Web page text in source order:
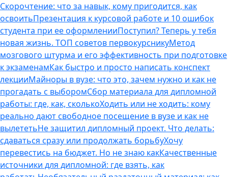
Скорочтение: что за навык, кому пригодится, как
освоитьПрезентация к курсовой работе и 10 ошибок
студента при ее оформленииПоступил? Теперь у тебя
новая жизнь. ТОП советов первокурсникуМетод
мозгового штурма и его эффективность при подготовке
к экзаменамКак быстро и просто написать конспект
лекцииМайноры в вузе: что это, зачем нужно и как не
прогадать с выборомСбор материала для дипломной
работы: где, как, сколькоХодить или не ходить: кому
реально дают свободное посещение в вузе и как не
вылететьНе защитил дипломный проект. Что делать:
сдаваться сразу или продолжать борьбуХочу
перевестись на бюджет. Но не знаю какКачественные
источники для дипломной: где взять, как